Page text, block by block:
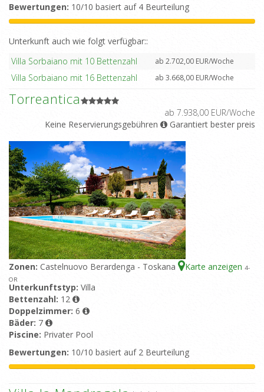
Bewertungen: 10/10 basiert auf 4 Beurteilung
Unterkunft auch wie folgt verfügbar::
Villa Sorbaiano mit 10 Bettenzahl
ab 2.702,00 EUR/Woche
Villa Sorbaiano mit 16 Bettenzahl ab 3.668,00 EUR/Woche
Torreantica
ab 7.938,00 EUR/Woche
Keine Reservierungsgebühren
Garantiert bester preis
Zonen: Castelnuovo Berardenga - Toskana Karte anzeigen 4-
OR
Unterkunftstyp: Villa
Bettenzahl: 12
Doppelzimmer: 6
Bäder: 7
Piscine: Privater Pool
Bewertungen: 10/10 basiert auf 2 Beurteilung